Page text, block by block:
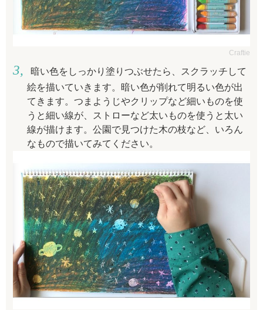
Craftie
暗い色をしっかり塗りつぶせたら、スクラッチして
絵を描いていきます。暗い色が削れて明るい色が出
てきます。 つまようじやクリップなど細いものを使
うと細い線が、ストローなど太いものを使うと太い
線が描けます。公園で見つけた木の枝など、いろん
なもので描いてみてください。